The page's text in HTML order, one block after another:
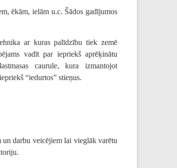
ēkām, ielām u.c. Šādos gadījumos
ar kuras palīdzību tiek zemē
vadīt par iepriekš aprēķinātu
caurule, kura izmantojot
“iedurtos” stieņus.
un darbu veicējiem lai vieglāk varētu